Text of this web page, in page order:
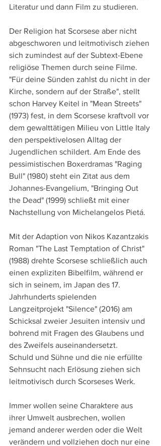
Literatur und dann Film zu studieren.
Der Religion hat Scorsese aber nicht
abgeschworen und leitmotivisch ziehen
sich zumindest auf der Subtext-Ebene
religiöse Themen durch seine Filme.
"Für deine Sünden zahlst du nicht in der
Kirche, sondern auf der Straße", stellt
schon Harvey Keitel in "Mean Streets"
(1973) fest, in dem Scorsese kraftvoll vor
dem gewalttätigen Milieu von Little Italy
den perspektivelosen Alltag der
Jugendlichen schildert. Am Ende des
pessimistischen Boxerdramas "Raging
Bull" (1980) steht ein Zitat aus dem
Johannes-Evangelium, "Bringing Out
the Dead" (1999) schließt mit einer
Nachstellung von Michelangelos Pietá.
Mit der Adaption von Nikos Kazantzakis
Roman "The Last Temptation of Christ"
(1988) drehte Scorsese schließlich auch
einen expliziten Bibelfilm, während er
sich in seinem, im Japan des 17.
Jahrhunderts spielenden
Langzeitprojekt "Silence" (2016) am
Schicksal zweier Jesuiten intensiv und
bohrend mit Fragen des Glaubens und
des Zweifels auseinandersetzt.
Schuld und Sühne und die nie erfüllte
Sehnsucht nach Erlösung ziehen sich
leitmotivisch durch Scorseses Werk.
Immer wollen seine Charaktere aus
ihrer Umwelt ausbrechen, wollen
jemand anderer werden oder die Welt
verändern und vollziehen doch nur eine